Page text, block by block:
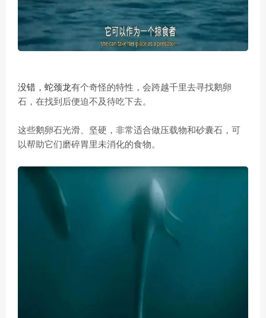
没错，蛇颈龙有个奇怪的特性，会跨越千里去寻找鹅卵
石，在找到后便迫不及待吃下去。
这些鹅卵石光滑、坚硬，非常适合做压载物和砂囊石，可
以帮助它们磨碎胃里未消化的食物。